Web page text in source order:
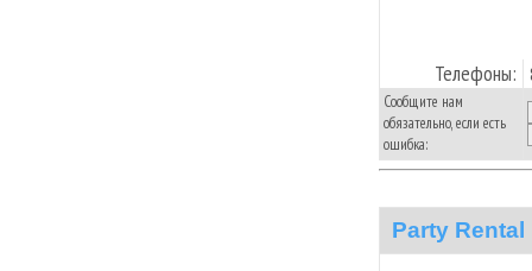
Телефоны:
Сообщите нам
обязательно, если есть
ошибка:
Party Rental